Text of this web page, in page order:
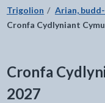
Trigolion
Arian,
Cronfa Cydlyniant
Cronfa
2027